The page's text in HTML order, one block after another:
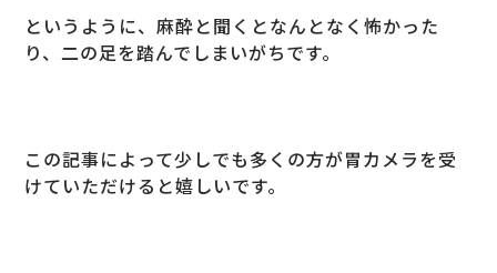
というように、麻酔と聞くとなんとなく怖かった
り、二の足を踏んでしまいがちです。
この記事によって少しでも多くの方が胃カメラを受
けていただけると嬉しいです。